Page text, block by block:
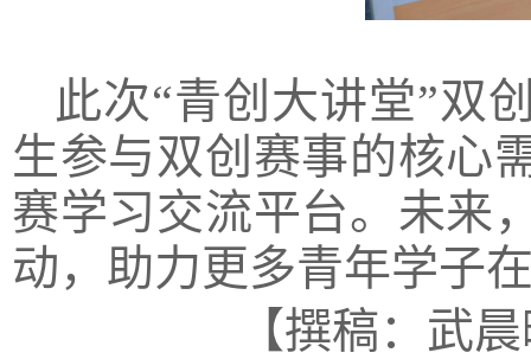
此次“青创大讲堂”双
生参与双创赛事的核心
赛学习交流平台。未来
动，助力更多青年学子
【撰稿：武